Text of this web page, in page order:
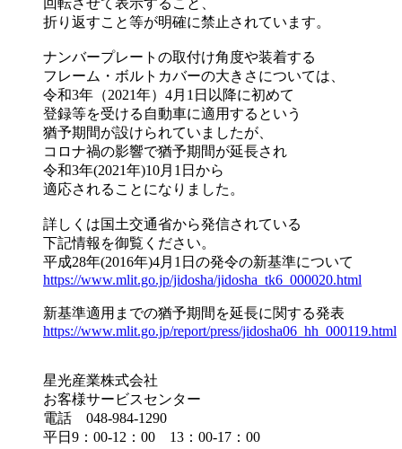
折り返すこと等が明確に禁止されています。
ナンバープレートの取付け角度や装着する
フレーム・ボルトカバーの大きさについては、
令和3年（2021年）4月1日以降に初めて
登録等を受ける自動車に適用するという
猶予期間が設けられていましたが、
コロナ禍の影響で猶予期間が延長され
令和3年(2021年)10月1日から
適応されることになりました。
詳しくは国土交通省から発信されている
下記情報を御覧ください。
平成28年(2016年)4月1日の発令の新基準について
https://www.mlit.go.jp/jidosha/jidosha_tk6_000020.html
新基準適用までの猶予期間を延長に関する発表
https://www.mlit.go.jp/report/press/jidosha06_hh_000119.html
星光産業株式会社
お客様サービスセンター
電話 048-984-1290
平日9：00-12：00 13：00-17：00